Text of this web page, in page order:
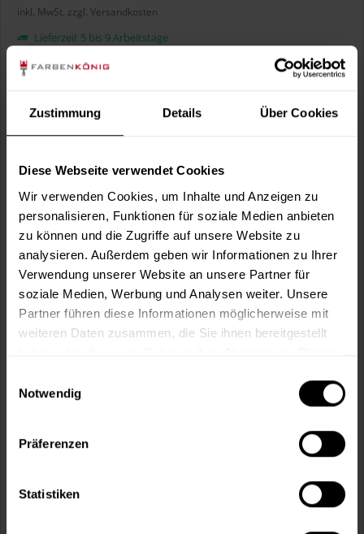
Zustimmung Details Über Cookies
Diese Webseite verwendet Cookies
Wir verwenden Cookies, um Inhalte und Anzeigen zu
personalisieren, Funktionen für soziale Medien anbieten
zu können und die Zugriffe auf unsere Website zu
analysieren. Außerdem geben wir Informationen zu Ihrer
Verwendung unserer Website an unsere Partner für
soziale Medien, Werbung und Analysen weiter. Unsere
Partner führen diese Informationen möglicherweise mit
weiteren Daten zusammen, die Sie ihnen bereitgestellt
Notwendig
Präferenzen
Statistiken
inkl. MwSt. zzgl. Versandkosten
Lieferzeit 5 bis 9 Arbeitstage
Liter:
Verbrauch berechnen
In denWarenkorb